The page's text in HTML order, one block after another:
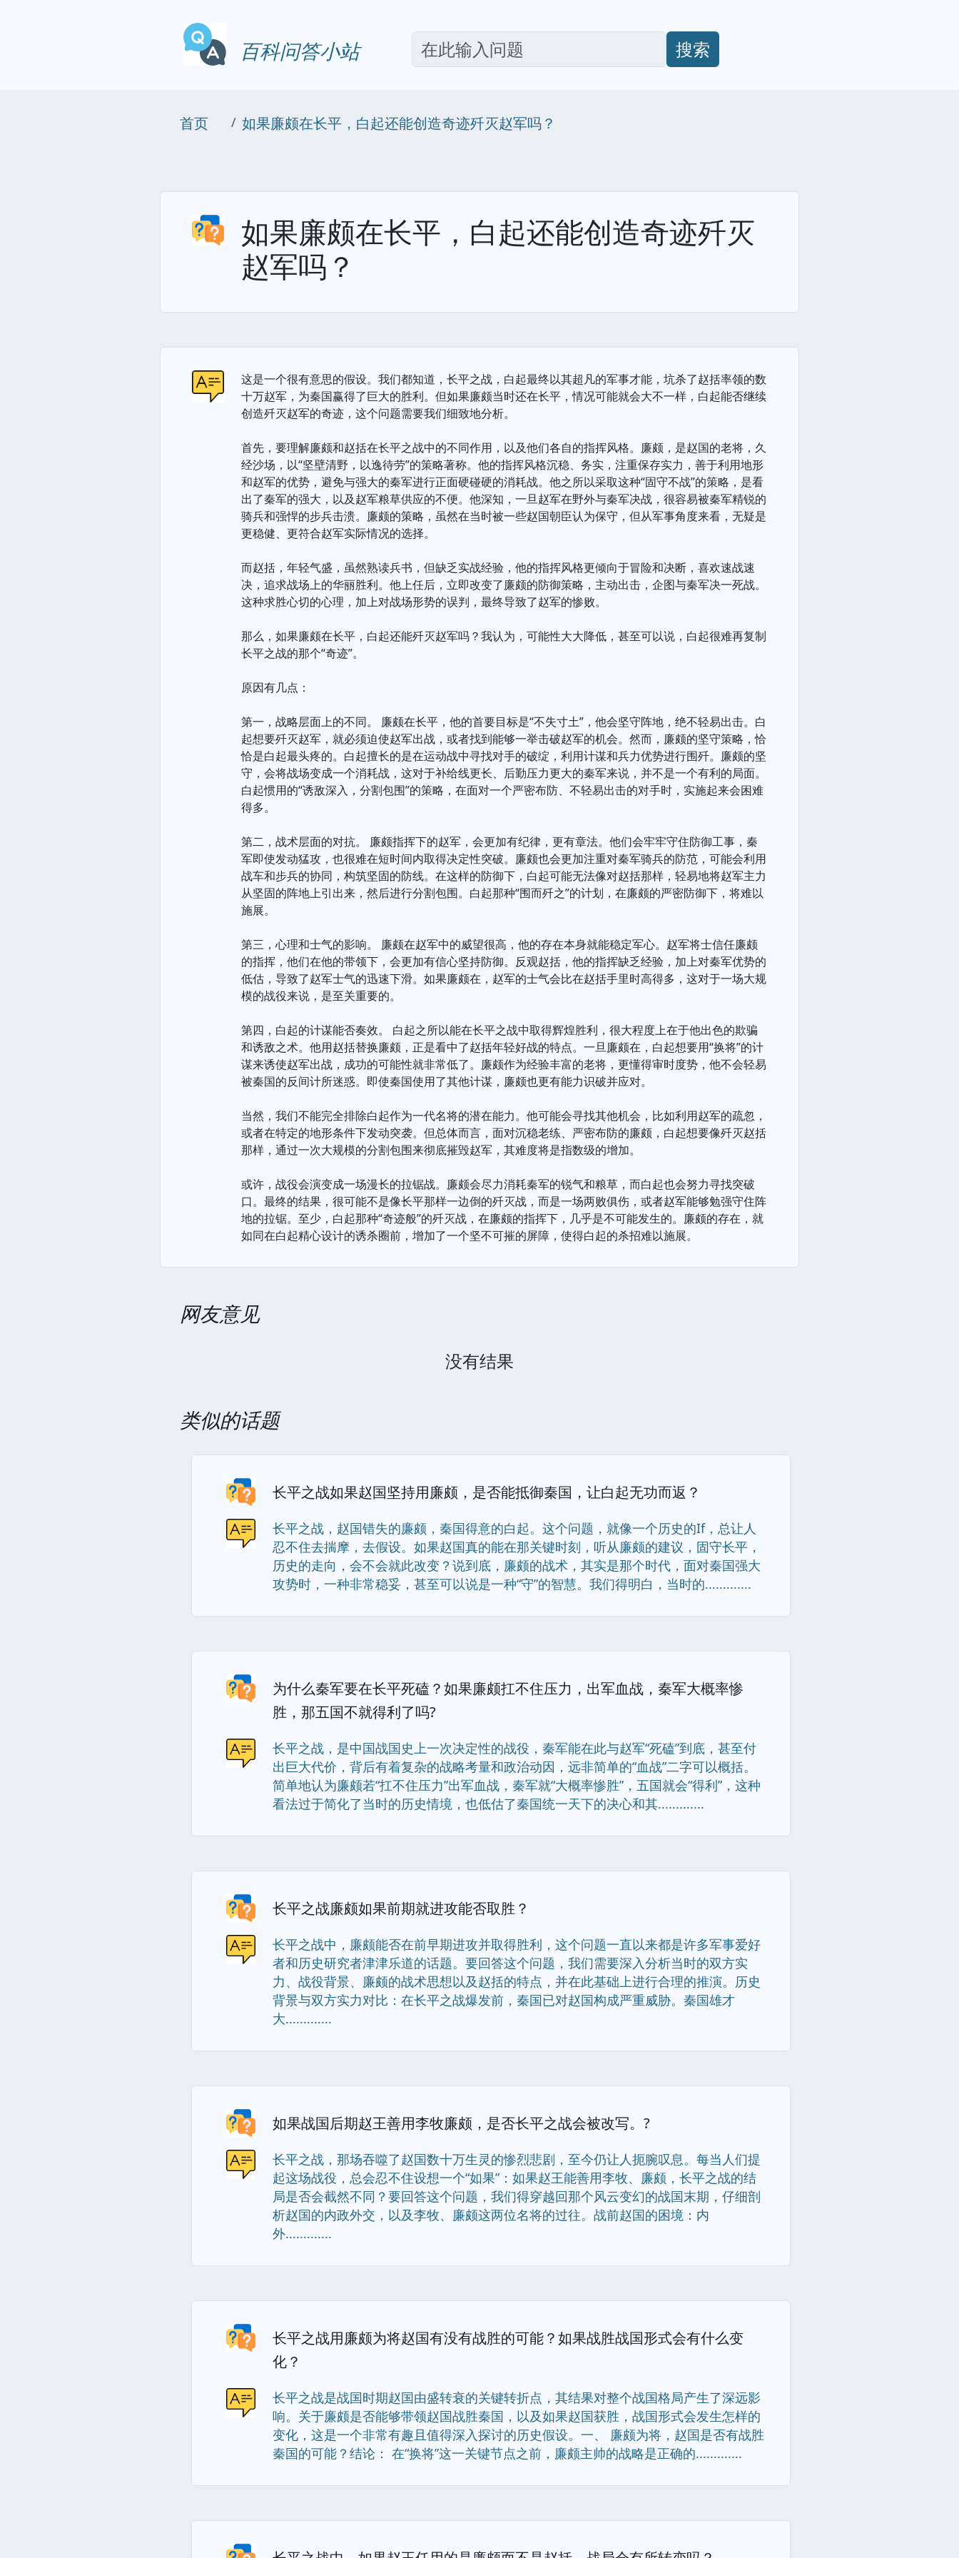
百科问答小站 搜索
首页 如果廉颇在长平，白起还能创造奇迹歼灭赵军吗？
如果廉颇在长平，白起还能创造奇迹歼灭
赵军吗？
这是一个很有意思的假设。我们都知道，长平之战，白起最终以其超凡的军事才能，坑杀了赵括率领的数
十万赵军，为秦国赢得了巨大的胜利。但如果廉颇当时还在长平，情况可能就会大不一样，白起能否继续
创造歼灭赵军的奇迹，这个问题需要我们细致地分析。
首先，要理解廉颇和赵括在长平之战中的不同作用，以及他们各自的指挥风格。廉颇，是赵国的老将，久
经沙场，以“坚壁清野，以逸待劳”的策略著称。他的指挥风格沉稳、务实，注重保存实力，善于利用地形
和赵军的优势，避免与强大的秦军进行正面硬碰硬的消耗战。他之所以采取这种“固守不战”的策略，是看
出了秦军的强大，以及赵军粮草供应的不便。他深知，一旦赵军在野外与秦军决战，很容易被秦军精锐的
骑兵和强悍的步兵击溃。廉颇的策略，虽然在当时被一些赵国朝臣认为保守，但从军事角度来看，无疑是
更稳健、更符合赵军实际情况的选择。
而赵括，年轻气盛，虽然熟读兵书，但缺乏实战经验，他的指挥风格更倾向于冒险和决断，喜欢速战速
决，追求战场上的华丽胜利。他上任后，立即改变了廉颇的防御策略，主动出击，企图与秦军决一死战。
这种求胜心切的心理，加上对战场形势的误判，最终导致了赵军的惨败。
那么，如果廉颇在长平，白起还能歼灭赵军吗？我认为，可能性大大降低，甚至可以说，白起很难再复制
长平之战的那个“奇迹”。
原因有几点：
第一，战略层面上的不同。 廉颇在长平，他的首要目标是“不失寸土”，他会坚守阵地，绝不轻易出击。白
起想要歼灭赵军，就必须迫使赵军出战，或者找到能够一举击破赵军的机会。然而，廉颇的坚守策略，恰
恰是白起最头疼的。白起擅长的是在运动战中寻找对手的破绽，利用计谋和兵力优势进行围歼。廉颇的坚
守，会将战场变成一个消耗战，这对于补给线更长、后勤压力更大的秦军来说，并不是一个有利的局面。
白起惯用的“诱敌深入，分割包围”的策略，在面对一个严密布防、不轻易出击的对手时，实施起来会困难
得多。
第二，战术层面的对抗。 廉颇指挥下的赵军，会更加有纪律，更有章法。他们会牢牢守住防御工事，秦
军即使发动猛攻，也很难在短时间内取得决定性突破。廉颇也会更加注重对秦军骑兵的防范，可能会利用
战车和步兵的协同，构筑坚固的防线。在这样的防御下，白起可能无法像对赵括那样，轻易地将赵军主力
从坚固的阵地上引出来，然后进行分割包围。白起那种“围而歼之”的计划，在廉颇的严密防御下，将难以
施展。
第三，心理和士气的影响。 廉颇在赵军中的威望很高，他的存在本身就能稳定军心。赵军将士信任廉颇
的指挥，他们在他的带领下，会更加有信心坚持防御。反观赵括，他的指挥缺乏经验，加上对秦军优势的
低估，导致了赵军士气的迅速下滑。如果廉颇在，赵军的士气会比在赵括手里时高得多，这对于一场大规
模的战役来说，是至关重要的。
第四，白起的计谋能否奏效。 白起之所以能在长平之战中取得辉煌胜利，很大程度上在于他出色的欺骗
和诱敌之术。他用赵括替换廉颇，正是看中了赵括年轻好战的特点。一旦廉颇在，白起想要用“换将”的计
谋来诱使赵军出战，成功的可能性就非常低了。廉颇作为经验丰富的老将，更懂得审时度势，他不会轻易
被秦国的反间计所迷惑。即使秦国使用了其他计谋，廉颇也更有能力识破并应对。
当然，我们不能完全排除白起作为一代名将的潜在能力。他可能会寻找其他机会，比如利用赵军的疏忽，
或者在特定的地形条件下发动突袭。但总体而言，面对沉稳老练、严密布防的廉颇，白起想要像歼灭赵括
那样，通过一次大规模的分割包围来彻底摧毁赵军，其难度将是指数级的增加。
或许，战役会演变成一场漫长的拉锯战。廉颇会尽力消耗秦军的锐气和粮草，而白起也会努力寻找突破
口。最终的结果，很可能不是像长平那样一边倒的歼灭战，而是一场两败俱伤，或者赵军能够勉强守住阵
地的拉锯。至少，白起那种“奇迹般”的歼灭战，在廉颇的指挥下，几乎是不可能发生的。廉颇的存在，就
如同在白起精心设计的诱杀圈前，增加了一个坚不可摧的屏障，使得白起的杀招难以施展。
网友意见
没有结果
类似的话题
长平之战如果赵国坚持用廉颇，是否能抵御秦国，让白起无功而返？
长平之战，赵国错失的廉颇，秦国得意的白起。这个问题，就像一个历史的If，总让人
忍不住去揣摩，去假设。如果赵国真的能在那关键时刻，听从廉颇的建议，固守长平，
历史的走向，会不会就此改变？说到底，廉颇的战术，其实是那个时代，面对秦国强大
攻势时，一种非常稳妥，甚至可以说是一种“守”的智慧。我们得明白，当时的.............
为什么秦军要在长平死磕？如果廉颇扛不住压力，出军血战，秦军大概率惨
胜，那五国不就得利了吗?
长平之战，是中国战国史上一次决定性的战役，秦军能在此与赵军“死磕”到底，甚至付
出巨大代价，背后有着复杂的战略考量和政治动因，远非简单的“血战”二字可以概括。
简单地认为廉颇若“扛不住压力”出军血战，秦军就“大概率惨胜”，五国就会“得利”，这种
看法过于简化了当时的历史情境，也低估了秦国统一天下的决心和其.............
长平之战廉颇如果前期就进攻能否取胜？
长平之战中，廉颇能否在前早期进攻并取得胜利，这个问题一直以来都是许多军事爱好
者和历史研究者津津乐道的话题。要回答这个问题，我们需要深入分析当时的双方实
力、战役背景、廉颇的战术思想以及赵括的特点，并在此基础上进行合理的推演。历史
背景与双方实力对比：在长平之战爆发前，秦国已对赵国构成严重威胁。秦国雄才
大.............
如果战国后期赵王善用李牧廉颇，是否长平之战会被改写。?
长平之战，那场吞噬了赵国数十万生灵的惨烈悲剧，至今仍让人扼腕叹息。每当人们提
起这场战役，总会忍不住设想一个“如果”：如果赵王能善用李牧、廉颇，长平之战的结
局是否会截然不同？要回答这个问题，我们得穿越回那个风云变幻的战国末期，仔细剖
析赵国的内政外交，以及李牧、廉颇这两位名将的过往。战前赵国的困境：内
外.............
长平之战用廉颇为将赵国有没有战胜的可能？如果战胜战国形式会有什么变
化？
长平之战是战国时期赵国由盛转衰的关键转折点，其结果对整个战国格局产生了深远影
响。关于廉颇是否能够带领赵国战胜秦国，以及如果赵国获胜，战国形式会发生怎样的
变化，这是一个非常有趣且值得深入探讨的历史假设。一、 廉颇为将，赵国是否有战胜
秦国的可能？结论： 在“换将”这一关键节点之前，廉颇主帅的战略是正确的.............